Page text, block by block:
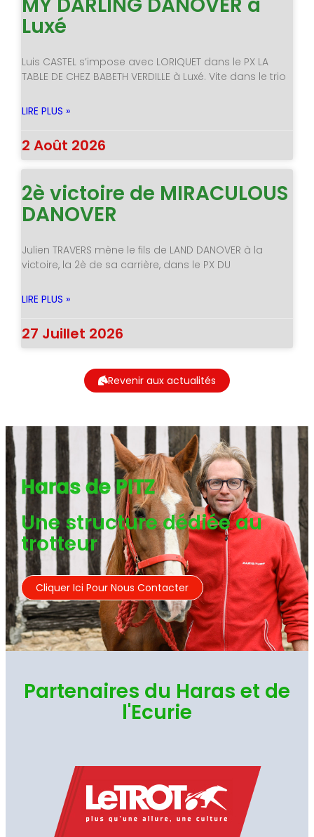
MY DARLING DANOVER à
Luxé
Luis CASTEL s’impose avec LORIQUET dans le PX LA
TABLE DE CHEZ BABETH VERDILLE à Luxé. Vite dans le trio
LIRE PLUS »
2 Août 2026
2è victoire de MIRACULOUS
DANOVER
Julien TRAVERS mène le fils de LAND DANOVER à la
victoire, la 2è de sa carrière, dans le PX DU
LIRE PLUS »
27 Juillet 2026
Revenir aux actualités
Haras de PITZ
Une structure dédiée au
trotteur
Cliquer Ici Pour Nous Contacter
Partenaires du Haras et de
l'Ecurie